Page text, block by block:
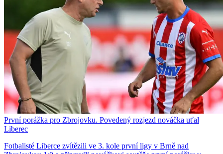
První porážka pro Zbrojovku. Povedený rozjezd nováčka uťal
Liberec
Fotbalisté Liberce zvítězili ve 3. kole první ligy v Brně nad